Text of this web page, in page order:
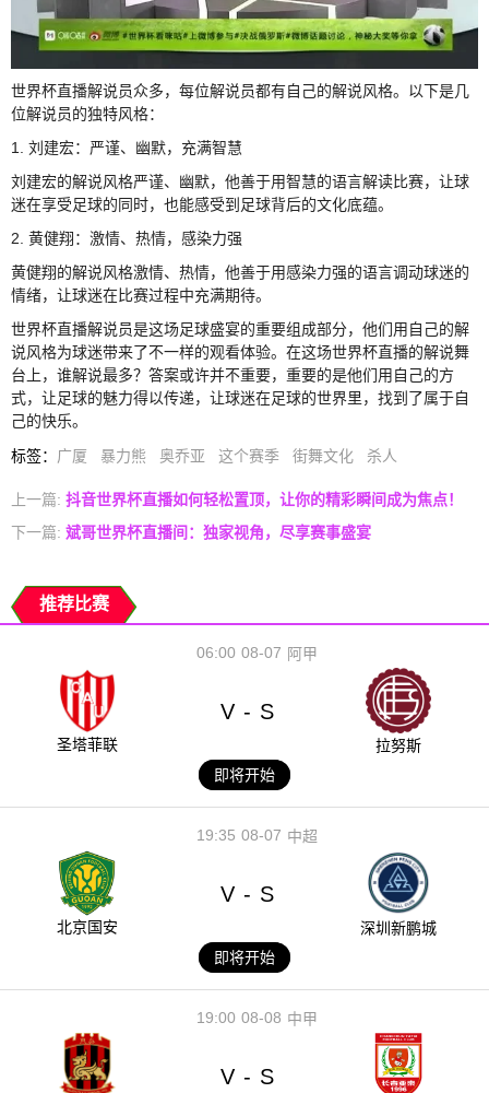
世界杯直播解说员众多，每位解说员都有自己的解说风格。以下是几
位解说员的独特风格：
1. 刘建宏：严谨、幽默，充满智慧
刘建宏的解说风格严谨、幽默，他善于用智慧的语言解读比赛，让球
迷在享受足球的同时，也能感受到足球背后的文化底蕴。
2. 黄健翔：激情、热情，感染力强
黄健翔的解说风格激情、热情，他善于用感染力强的语言调动球迷的
情绪，让球迷在比赛过程中充满期待。
世界杯直播解说员是这场足球盛宴的重要组成部分，他们用自己的解
说风格为球迷带来了不一样的观看体验。在这场世界杯直播的解说舞
台上，谁解说最多？答案或许并不重要，重要的是他们用自己的方
式，让足球的魅力得以传递，让球迷在足球的世界里，找到了属于自
己的快乐。
标签： 广厦 暴力熊 奥乔亚 这个赛季 街舞文化 杀人
上一篇: 抖音世界杯直播如何轻松置顶，让你的精彩瞬间成为焦点！
下一篇: 斌哥世界杯直播间：独家视角，尽享赛事盛宴
推荐比赛
08-07
06:00 阿甲
圣塔菲联
V - S
拉努斯
即将开始
08-07
19:35 中超
北京国安
V - S
深圳新鹏城
即将开始
08-08
19:00 中甲
V - S